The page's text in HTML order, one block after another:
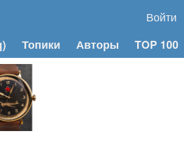
Войти
Топики Авторы TOP 100